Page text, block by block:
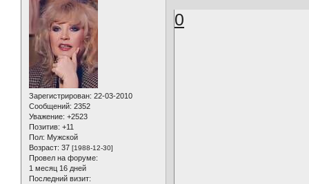
Зарегистрирован: 22-03-2010
Сообщений: 2352
Уважение: +2523
Позитив: +11
Пол: Мужской
Возраст: 37 [1988-12-30]
Провел на форуме:
1 месяц 16 дней
Последний визит:
0